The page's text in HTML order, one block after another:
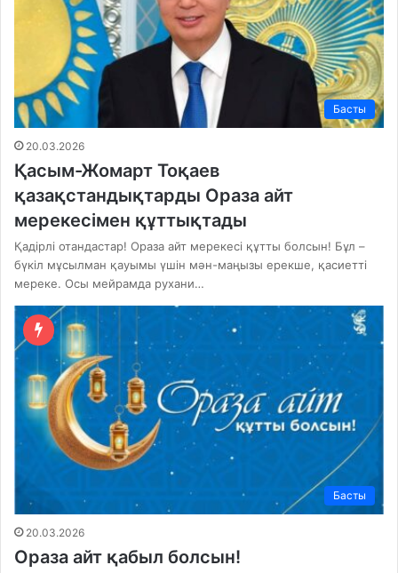
Басты
20.03.2026
Қасым-Жомарт Тоқаев
қазақстандықтарды Ораза айт
мерекесімен құттықтады
Қадірлі отандастар! Ораза айт мерекесі құтты болсын! Бұл –
бүкіл мұсылман қауымы үшін мән-маңызы ерекше, қасиетті
мереке. Осы мейрамда рухани…
Басты
20.03.2026
Ораза айт қабыл болсын!